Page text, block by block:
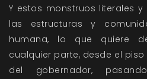
Y estos monstruos literales
las estructuras y
humana, lo que quiere
cualquier parte, desde el
del gobernador,